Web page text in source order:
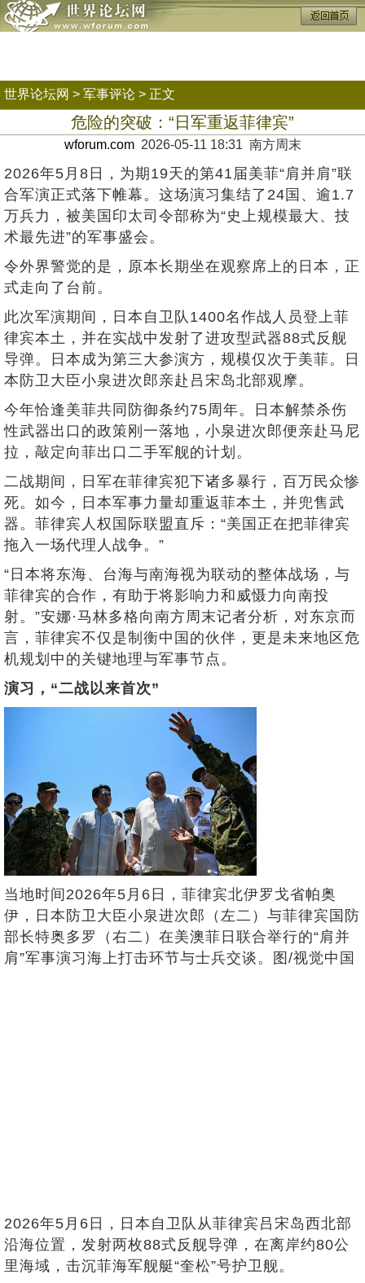
世界论坛网 > 军事评论 > 正文
危险的突破：“日军重返菲律宾”
wforum.com2026-05-11 18:31 南方周末
2026年5月8日，为期19天的第41届美菲“肩并肩”联
合军演正式落下帷幕。这场演习集结了24国、逾1.7
万兵力，被美国印太司令部称为“史上规模最大、技
术最先进”的军事盛会。
令外界警觉的是，原本长期坐在观察席上的日本，正
式走向了台前。
此次军演期间，日本自卫队1400名作战人员登上菲
律宾本土，并在实战中发射了进攻型武器88式反舰
导弹。日本成为第三大参演方，规模仅次于美菲。日
本防卫大臣小泉进次郎亲赴吕宋岛北部观摩。
今年恰逢美菲共同防御条约75周年。日本解禁杀伤
性武器出口的政策刚一落地，小泉进次郎便亲赴马尼
拉，敲定向菲出口二手军舰的计划。
二战期间，日军在菲律宾犯下诸多暴行，百万民众惨
死。如今，日本军事力量却重返菲本土，并兜售武
器。菲律宾人权国际联盟直斥：“美国正在把菲律宾
拖入一场代理人战争。”
“日本将东海、台海与南海视为联动的整体战场，与
菲律宾的合作，有助于将影响力和威慑力向南投
射。”安娜·马林多格向南方周末记者分析，对东京而
言，菲律宾不仅是制衡中国的伙伴，更是未来地区危
机规划中的关键地理与军事节点。
演习，“二战以来首次”
当地时间2026年5月6日，菲律宾北伊罗戈省帕奥
伊，日本防卫大臣小泉进次郎（左二）与菲律宾国防
部长特奥多罗（右二）在美澳菲日联合举行的“肩并
肩”军事演习海上打击环节与士兵交谈。图/视觉中国
2026年5月6日，日本自卫队从菲律宾吕宋岛西北部
沿海位置，发射两枚88式反舰导弹，在离岸约80公
里海域，击沉菲海军舰艇“奎松”号护卫舰。